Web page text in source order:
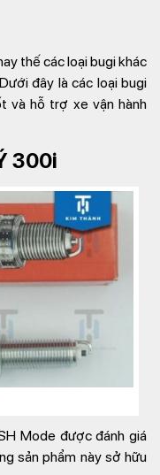
thế các loại bugi khác
đây là các loại bugi
và hỗ trợ xe vận hành
300i
Mode được đánh giá
sản phẩm này sở hữu